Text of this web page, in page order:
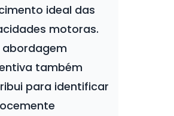
ideal das
motoras.
abordagem
também
para identificar